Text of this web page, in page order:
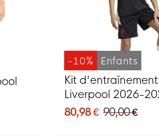
-10% Enfants
Kit
Liverpool 2026-
Enfants, noir, gris,
80,98 € 90,00 €